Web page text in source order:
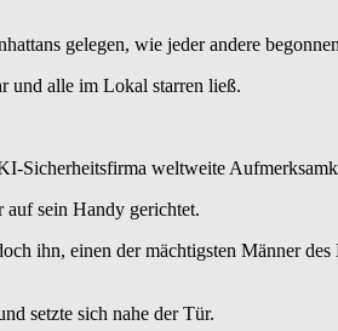
gelegen, wie jeder andere
und alle im Lokal starren ließ.
weltweite
auf sein Handy gerichtet.
ihn, einen der mächtigsten Männer des
setzte sich nahe der Tür.